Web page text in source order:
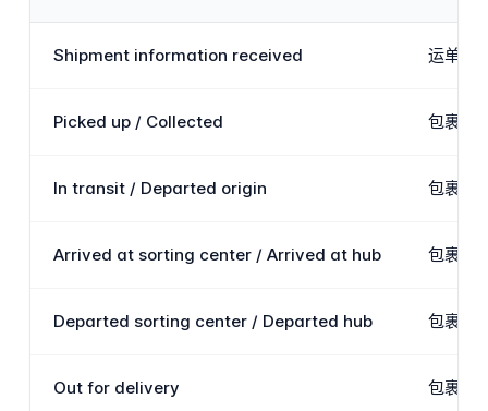
Shipment information received 运单标
Picked up / Collected 包裹已
In transit / Departed origin 包裹已
Arrived at sorting center / Arrived at hub 包裹已
Departed sorting center / Departed hub 包裹已
Out for delivery 包裹已